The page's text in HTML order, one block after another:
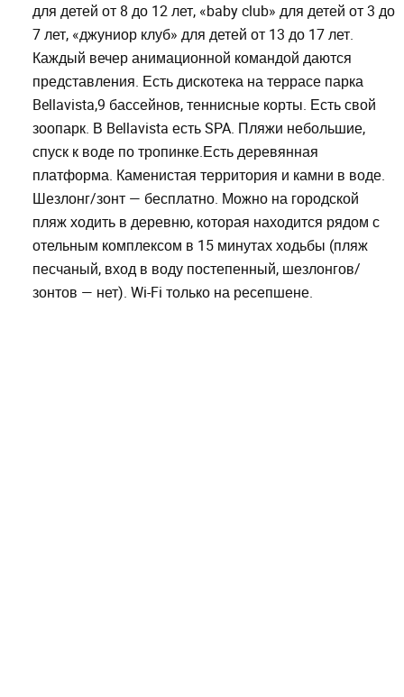
для детей от 8 до 12 лет, «baby club» для детей от 3 до
7 лет, «джуниор клуб» для детей от 13 до 17 лет.
Каждый вечер анимационной командой даются
представления. Есть дискотека на террасе парка
Bellavista,9 бассейнов, теннисные корты. Есть свой
зоопарк. В Bellavista есть SPA. Пляжи небольшие,
спуск к воде по тропинке.Есть деревянная
платформа. Каменистая территория и камни в воде.
Шезлонг/зонт — бесплатно. Можно на городской
пляж ходить в деревню, которая находится рядом с
отельным комплексом в 15 минутах ходьбы (пляж
песчаный, вход в воду постепенный, шезлонгов/
зонтов — нет). Wi-Fi только на ресепшене.